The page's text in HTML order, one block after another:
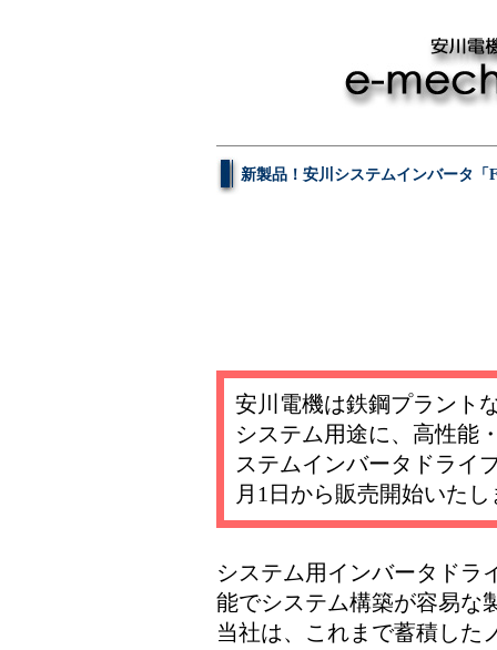
新製品！安川システムインバータ「
安川電機は鉄鋼プラント
システム用途に、高性能
ステムインバータドライ
月1日から販売開始いた
システム用インバータドラ
能でシステム構築が容易な
当社は、これまで蓄積した